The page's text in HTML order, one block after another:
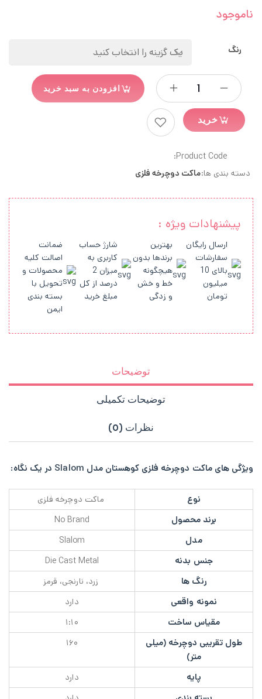
ناموجود
رنگ
افزودن به سبد خرید
خرید
Product Code:
دسته بندی ها:ماکت دوچرخه فلزی
پیشنهادات ویژه :
ارسال رایگان
سفارشات
بالای 10
میلیون
تومان
بهترین
برندها بدون
هیچگونه
خط و خش
و زدگی
شارژ حساب
کاربری به
میزان 2
درصد از کل
مبلغ خرید
ضمانت
اصالت کلیه
محصولات و
تحویل با
بسته بندی
ایمن
توضیحات
توضیحات تکمیلی
نظرات (0)
ویژگی های ماکت دوچرخه فلزی کوهستان مدل Slalom در یک نگاه:
نوع ماکت دوچرخه فلزی
برند محصول No Brand
مدل Slalom
جنس بدنه Die Cast Metal
رنگ ها زرد، نارنجی، قرمز
نمونه واقعی دارد
مقیاس ساخت ۱:۱۰
طول تقریبی دوچرخه (میلی
متر)
۱۶۰
پایه دارد